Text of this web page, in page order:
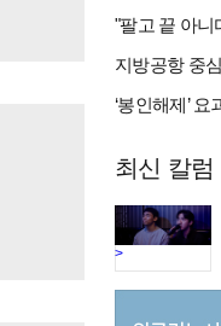
최신 칼럼
>